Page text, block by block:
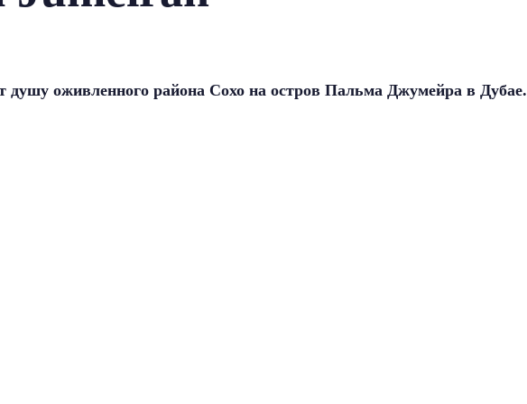
душу оживленного района Сохо на остров Пальма Джумейра в Дубае.